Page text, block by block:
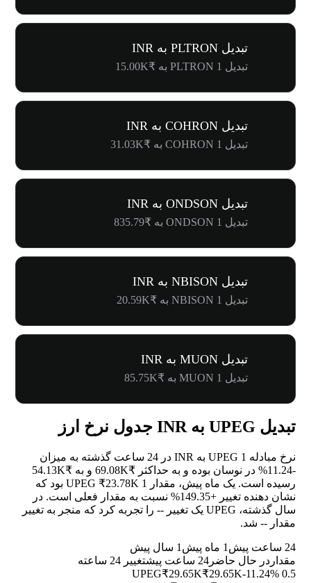
تبدیل PLTRON به INR
تبدیل 1 PLTRON به ₹15.00K
تبدیل COHRON به INR
تبدیل 1 COHRON به ₹31.03K
تبدیل ONDSON به INR
تبدیل 1 ONDSON به ₹835.79
تبدیل NBISON به INR
تبدیل 1 NBISON به ₹20.59K
تبدیل MUON به INR
تبدیل 1 MUON به ₹85.75K
تبدیل UPEG به INR جدول نرخ ارز
نرخ مبادله 1 UPEG به INR در 24 ساعت گذشته به میزان
-11.24%
در نوسان بوده و به حداکثر ₹69.08K و به ₹54.13K
رسیده است. یک ماه پیش، مقدار 1 UPEG ₹23.78K بود که
نشان دهنده تغییر +149.35%
نسبت به مقدار فعلی است. در
سال گذشته، UPEG یک تغییر
-- را تجربه کرد که منجر به تغییر
مقدار -- شد.
24 ساعت پیش 1 ماه پیش
1 سال پیش
مقدار در حال حاضر 24 ساعت پیش
تغییر 24 ساعته
0.5 UPEG
₹29.65K₹29.65K-11.24%